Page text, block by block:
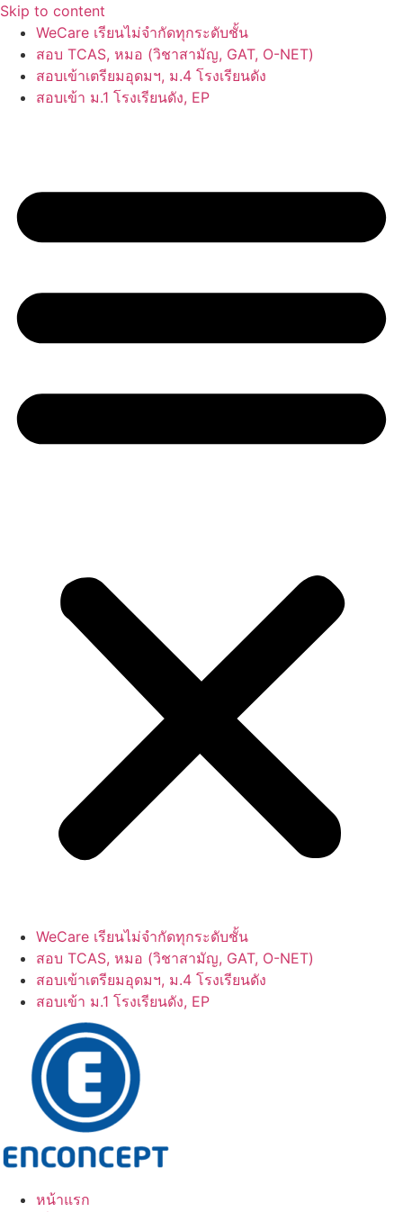
Skip to content
WeCare เรียนไม่จำกัดทุกระดับชั้น
สอบ TCAS, หมอ (วิชาสามัญ, GAT, O-NET)
สอบเข้าเตรียมอุดมฯ, ม.4 โรงเรียนดัง
สอบเข้า ม.1 โรงเรียนดัง, EP
WeCare เรียนไม่จำกัดทุกระดับชั้น
สอบ TCAS, หมอ (วิชาสามัญ, GAT, O-NET)
สอบเข้าเตรียมอุดมฯ, ม.4 โรงเรียนดัง
สอบเข้า ม.1 โรงเรียนดัง, EP
หน้าแรก